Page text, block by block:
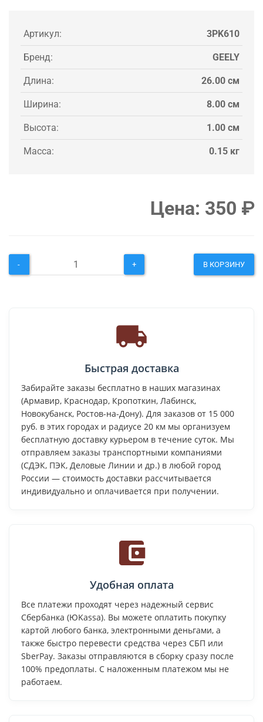
Артикул: 3PK610
Бренд: GEELY
Длина: 26.00 см
Ширина: 8.00 см
Высота: 1.00 см
Масса: 0.15 кг
Цена: 350 ₽
- + В КОРЗИНУ
Быстрая доставка
Забирайте заказы бесплатно в наших магазинах
(Армавир, Краснодар, Кропоткин, Лабинск,
Новокубанск, Ростов-на-Дону). Для заказов от 15 000
руб. в этих городах и радиусе 20 км мы организуем
бесплатную доставку курьером в течение суток. Мы
отправляем заказы транспортными компаниями
(СДЭК, ПЭК, Деловые Линии и др.) в любой город
России — стоимость доставки рассчитывается
индивидуально и оплачивается при получении.
Удобная оплата
Все платежи проходят через надежный сервис
Сбербанка (ЮKassa). Вы можете оплатить покупку
картой любого банка, электронными деньгами, а
также быстро перевести средства через СБП или
SberPay. Заказы отправляются в сборку сразу после
100% предоплаты. С наложенным платежом мы не
работаем.